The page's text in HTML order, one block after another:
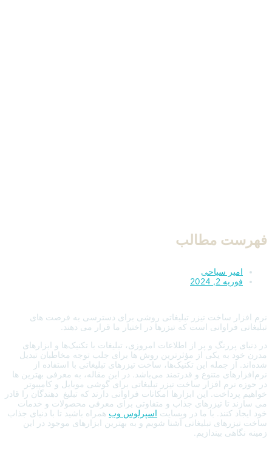
فهرست مطالب
امیر سیاحی
فوریه 2, 2024
نرم افزار ساخت تیزر تبلیغاتی روشی برای دسترسی به فرصت های
تبلیغاتی فراوانی است که تیزرها در اختیار ما قرار می دهند.
در دنیای پررنگ و پر از اطلاعات امروزی، تبلیغات با تکنیک‌ها و ابزارهای
مدرن خود به یکی از مؤثرترین روش ها برای جلب توجه مخاطبان تبدیل
شده‌اند. از جمله این تکنیک‌ها، ساخت تیزرهای تبلیغاتی با استفاده از
نرم‌افزارهای متنوع و قدرتمند می‌باشد. در این مقاله، به معرفی بهترین ها
در حوزه نرم افزار ساخت تیزر تبلیغاتی برای گوشی موبایل و کامپیوتر
خواهیم پرداخت. این ابزارها امکانات فراوانی دارند که تبلیغ ‌ دهندگان را قادر
می سازند تا تیزرهای جذاب و متفاوتی برای معرفی محصولات و خدمات
خود ایجاد کنند. با ما در وبسایت اسپرلوس وب همراه باشید تا با دنیای جذاب
ساخت تیزرهای تبلیغاتی آشنا شویم و به بهترین ابزارهای موجود در این
زمینه نگاهی بیندازیم.